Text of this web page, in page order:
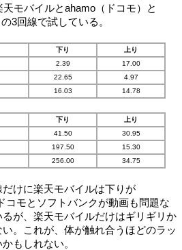
モバイルとahamo（ドコモ）と
3回線で試している。
下り
上り
2.39
17.00
22.65
4.97
16.03 14.78
下り
上り
41.50
30.95
197.50
15.30
256.00 34.75
けに楽天モバイルは下りが
コモとソフトバンクが動画も問題な
が、楽天モバイルだけはギリギリか
。これが、体が触れ合うほどのラッ
もしれない。